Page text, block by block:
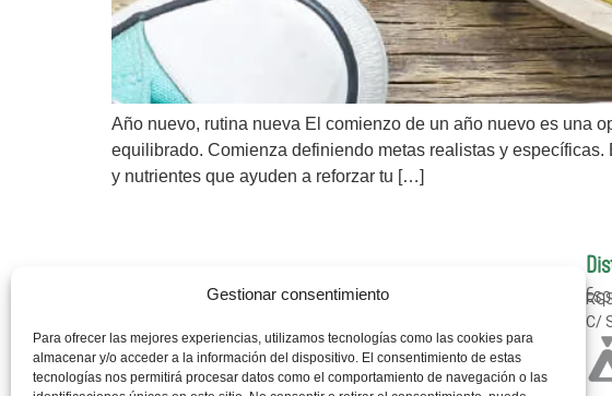
Gestionar consentimiento
Para ofrecer las mejores experiencias, utilizamos tecnologías como las cookies para
almacenar y/o acceder a la información del dispositivo. El consentimiento de estas
tecnologías nos permitirá procesar datos como el comportamiento de navegación o las
Año nuevo, rutina nueva El comienzo de un año nuevo es una
equilibrado. Comienza definiendo metas realistas y
y nutrientes que ayuden a reforzar tu […]
C/